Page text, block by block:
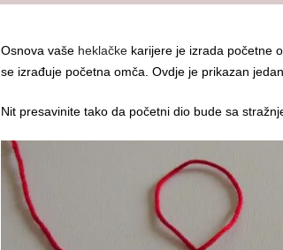
Osnova vaše heklačke karijere je izrada početne
se izrađuje početna omča. Ovdje je prikazan
Nit presavinite tako da početni dio bude sa